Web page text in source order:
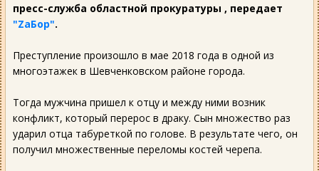
пресс-служба областной прокуратуры , передает
"ZаБор".
Преступление произошло в мае 2018 года в одной из
многоэтажек в Шевченковском районе города.
Тогда мужчина пришел к отцу и между ними возник
конфликт, который перерос в драку. Сын множество раз
ударил отца табуреткой по голове. В результате чего, он
получил множественные переломы костей черепа.